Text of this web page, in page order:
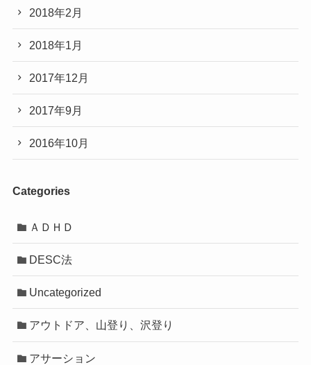
2018年2月
2018年1月
2017年12月
2017年9月
2016年10月
Categories
ＡＤＨＤ
DESC法
Uncategorized
アウトドア、山登り、沢登り
アサーション